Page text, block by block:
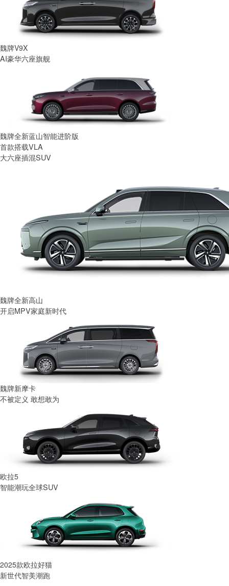
魏牌V9X
AI豪华六座旗舰
魏牌全新蓝山智能进阶版
首款搭载VLA
大六座插混SUV
魏牌全新高山
开启MPV家庭新时代
魏牌新摩卡
不被定义 敢想敢为
欧拉5
智能潮玩全球SUV
2025款欧拉好猫
新世代智美潮跑